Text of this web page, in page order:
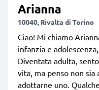
Arianna
10040, Rivalta di Torino
Ciao! Mi chiamo
infanzia e
Diventata adulta,
vita, ma penso non
adottarne uno.